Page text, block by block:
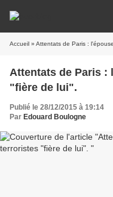
Accueil » Attentats de Paris :
Attentats de Paris :
"fière de lui".
Publié le 28/12/2015 à 19:14
Par Edouard Boulogne